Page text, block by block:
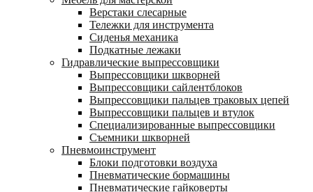
Верстаки слесарные
Тележки для инструмента
Сиденья механика
Подкатные лежаки
Гидравлические выпрессовщики
Выпрессовщики шкворней
Выпрессовщики сайлентблоков
Выпрессовщики пальцев траковых цепей
Выпрессовщики пальцев и втулок
Специализированные выпрессовщики
Cъемники шкворней
Пневмоинструмент
Блоки подготовки воздуха
Пневматические бормашины
Пневматические гайковерты